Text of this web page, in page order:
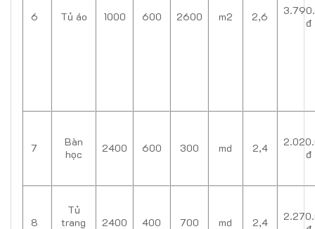
6 Tủ áo 1000 600 2600 m2 2,6
đ
7
Bàn
học
2400 600 300 md 2,4
đ
8
Tủ
trang
2400 400 700 md 2,4